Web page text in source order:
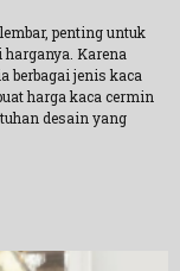
penting untuk
Karena
berbagai jenis kaca
harga kaca cermin
desain yang